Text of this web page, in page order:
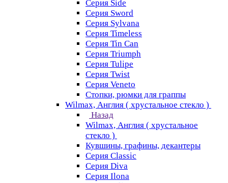
Серия Side
Серия Sword
Серия Sуlvana
Серия Timeless
Серия Tin Can
Серия Triumph
Серия Tulipe
Серия Twist
Серия Veneto
Стопки, рюмки для граппы
Wilmax, Англия ( хрустальное стекло )
Назад
Wilmax, Англия ( хрустальное
стекло )
Кувшины, графины, декантеры
Серия Classic
Серия Diva
Серия Ilona